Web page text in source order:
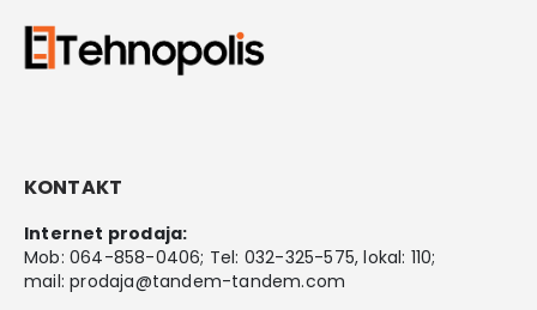
KONTAKT
Internet prodaja:
Mob: 064-858-0406; Tel: 032-325-575, lokal: 110;
mail:prodaja@tandem-tandem.com